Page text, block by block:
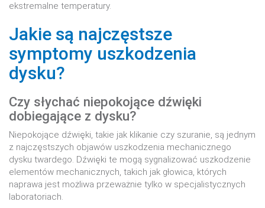
ekstremalne temperatury.
Jakie są najczęstsze
symptomy uszkodzenia
dysku?
Czy słychać niepokojące dźwięki
dobiegające z dysku?
Niepokojące dźwięki, takie jak klikanie czy szuranie, są jednym
z najczęstszych objawów uszkodzenia mechanicznego
dysku twardego. Dźwięki te mogą sygnalizować uszkodzenie
elementów mechanicznych, takich jak głowica, których
naprawa jest możliwa przeważnie tylko w specjalistycznych
laboratoriach.